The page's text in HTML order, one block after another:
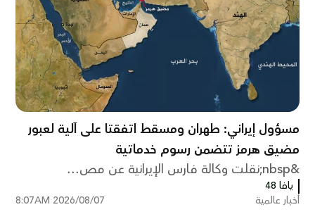
مسؤول إيراني: طهران ومسقط اتفقتا على آلية لعبور
مضيق هرمز تتضمن رسوم خدماتية
&nbsp;نقلت وكالة فارس الإيرانية عن مص...
يافا 48
أخبار عالمية
2026/08/07 8:07AM